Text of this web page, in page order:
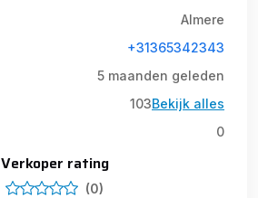
Almere
+31365342343
5 maanden geleden
103Bekijk alles
0
Verkoper rating
(0)